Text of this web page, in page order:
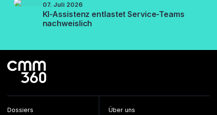
07. Juli 2026
KI-Assistenz entlastet Service-Teams
nachweislich
Dossiers
Über uns